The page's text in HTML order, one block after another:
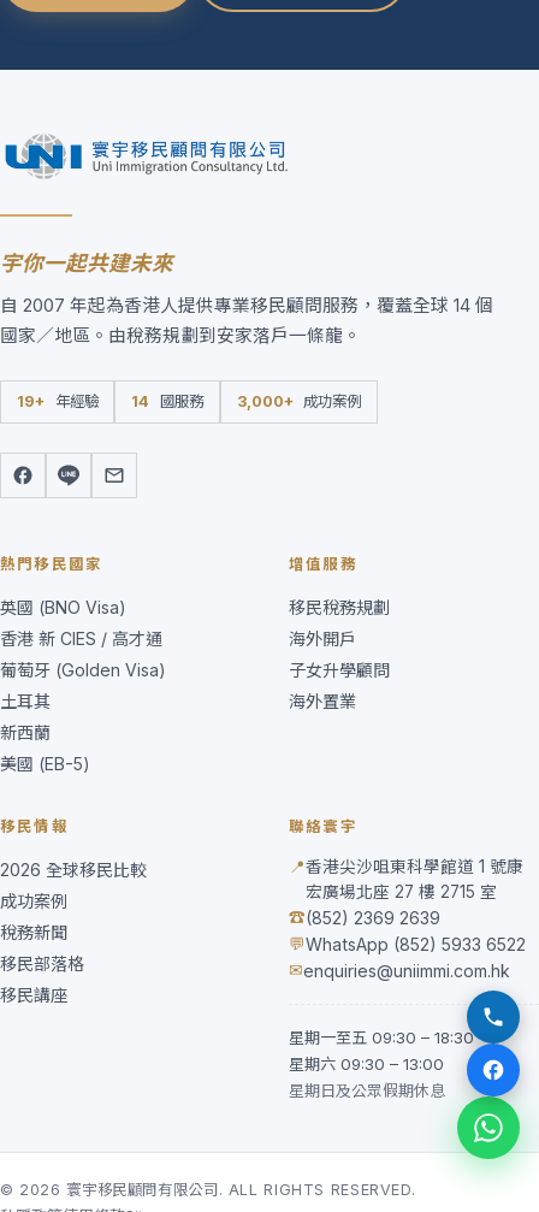
宇你一起共建未來
自 2007 年起為香港人提供專業移民顧問服務，覆蓋全球 14 個
國家／地區。由稅務規劃到安家落戶一條龍。
19+ 年經驗 14 國服務 3,000+ 成功案例
熱門移民國家
英國 (BNO Visa)
香港 新 CIES / 高才通
葡萄牙 (Golden Visa)
土耳其
新西蘭
美國 (EB-5)
增值服務
移民稅務規劃
海外開戶
子女升學顧問
海外置業
移民情報
2026 全球移民比較
成功案例
稅務新聞
移民部落格
移民講座
聯絡寰宇
📍香港尖沙咀東科學館道 1 號康
宏廣場北座 27 樓 2715 室
☎(852) 2369 2639
💬WhatsApp (852) 5933 6522
✉enquiries@uniimmi.com.hk
星期一至五 09:30 – 18:30
星期六 09:30 – 13:00
星期日及公眾假期休息
© 2026 寰宇移民顧問有限公司. ALL RIGHTS RESERVED.